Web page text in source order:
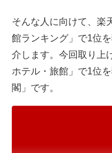
そんな人に向けて、楽
館ランキング」で1位
介します。今回取り上
ホテル・旅館」で1位
閣」です。